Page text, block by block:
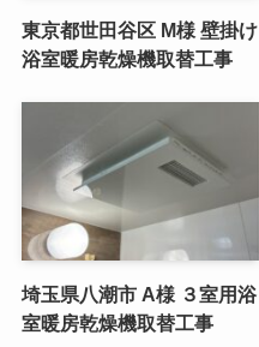
東京都世田谷区 M様 壁掛け
浴室暖房乾燥機取替工事
埼玉県八潮市 A様 ３室用浴
室暖房乾燥機取替工事